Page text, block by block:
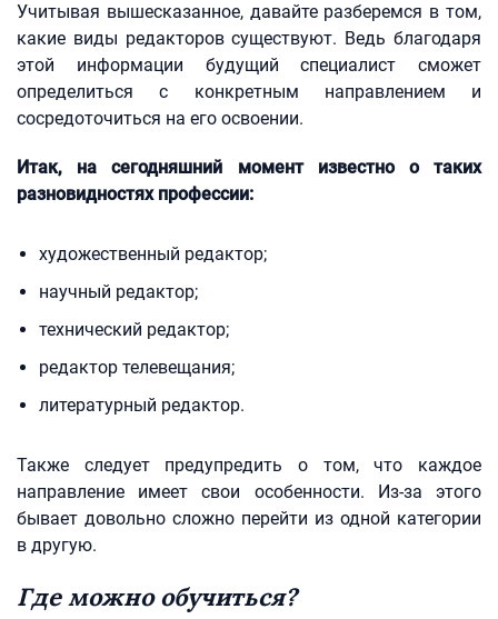
Учитывая вышесказанное, давайте разберемся в том,
какие виды редакторов существуют. Ведь благодаря
этой информации будущий специалист сможет
определиться с конкретным направлением и
сосредоточиться на его освоении.
Итак, на сегодняшний момент известно о таких
разновидностях профессии:
художественный редактор;
научный редактор;
технический редактор;
редактор телевещания;
литературный редактор.
Также следует предупредить о том, что каждое
направление имеет свои особенности. Из-за этого
бывает довольно сложно перейти из одной категории
в другую.
Где можно обучиться?